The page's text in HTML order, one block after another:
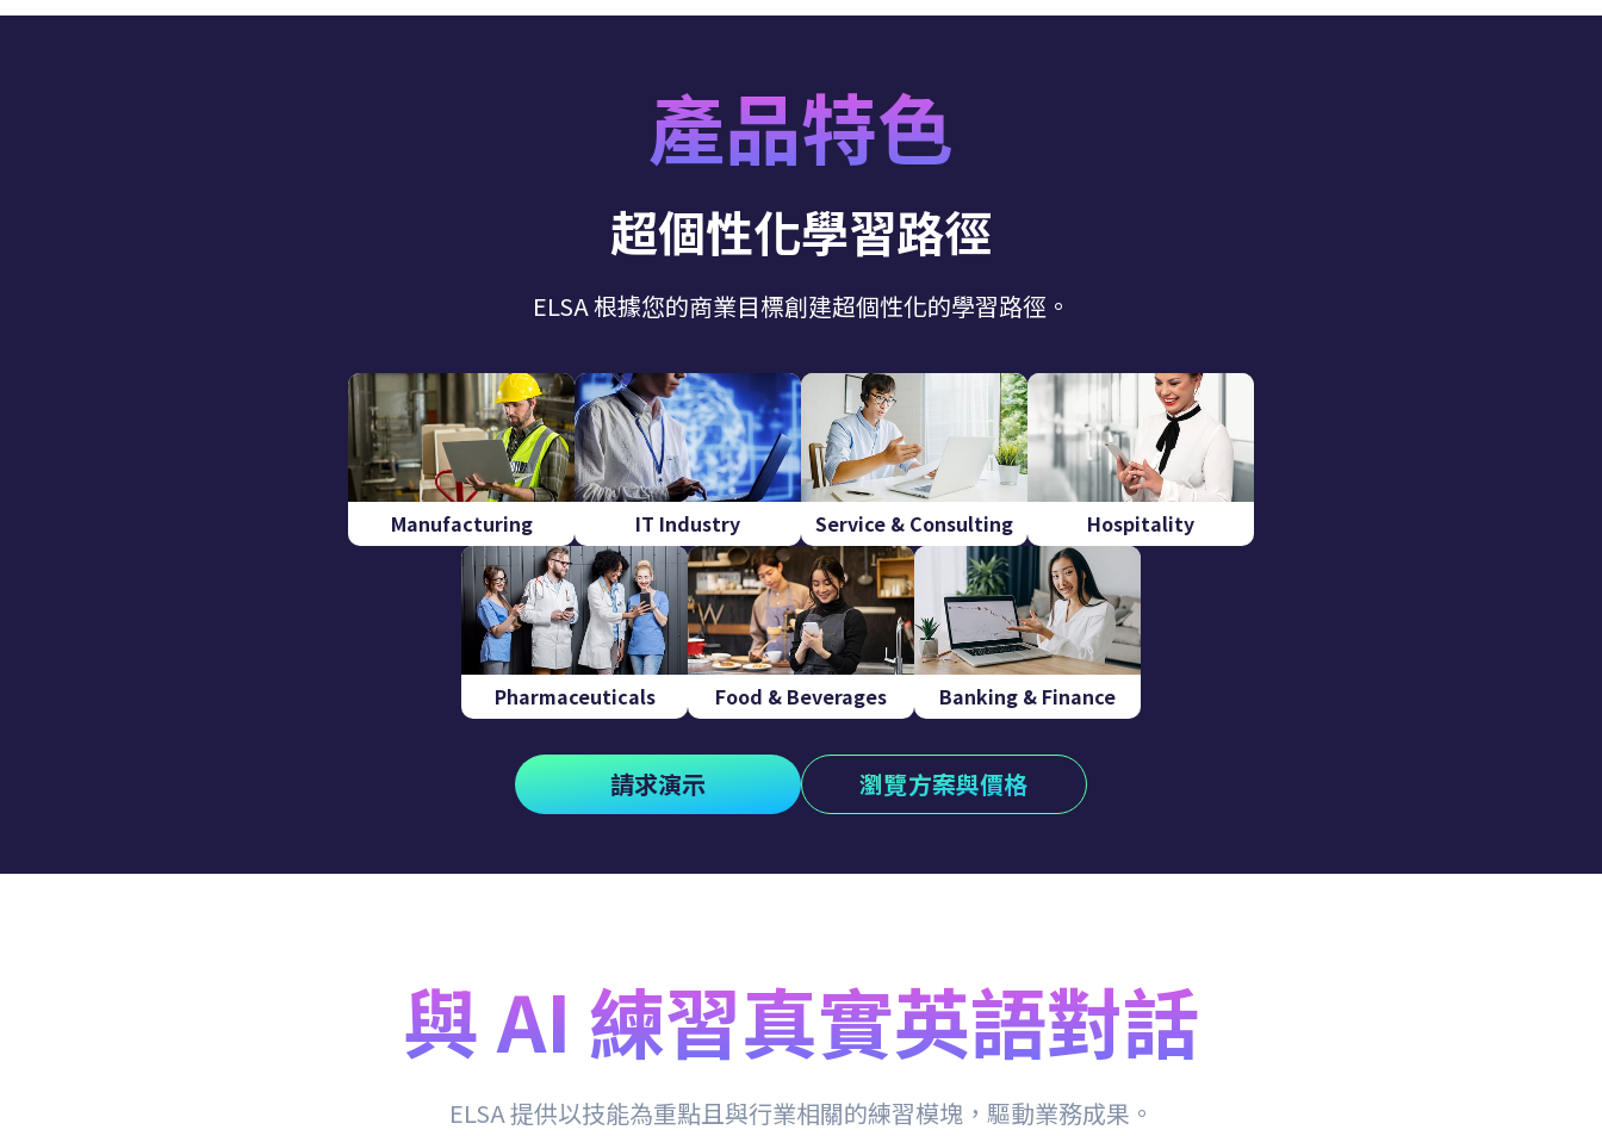
產品特色
超個性化學習路徑
ELSA 根據您的商業目標創建超個性化的學習路徑。
Manufacturing IT Industry Service & Consulting Hospitality
Pharmaceuticals Food & Beverages Banking & Finance
請求演示 瀏覽方案與價格
與 AI 練習真實英語對話
ELSA 提供以技能為重點且與行業相關的練習模塊，驅動業務成果。